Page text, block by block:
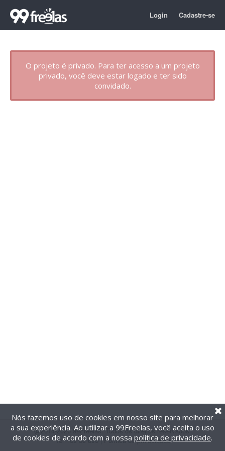
Login Cadastre-se
O projeto é privado. Para ter acesso a um projeto
privado, você deve estar logado e ter sido
convidado.
@2014-2026 99Freelas. Todos os direitos reservados.
Termos de uso| Política de privacidade
Nós fazemos uso de cookies em nosso site para melhorar
a sua experiência. Ao utilizar a 99Freelas, você aceita o uso
de cookies de acordo com a nossa política de privacidade.